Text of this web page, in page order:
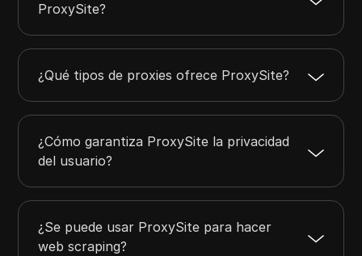
ProxySite?
¿Qué tipos de proxies ofrece ProxySite?
¿Cómo garantiza ProxySite la privacidad
del usuario?
¿Se puede usar ProxySite para hacer
web scraping?